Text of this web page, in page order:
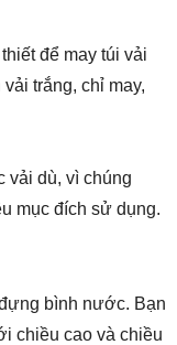
để may túi vải
trắng, chỉ may,
vải dù, vì chúng
mục đích sử dụng.
bình nước. Bạn
chiều cao và chiều